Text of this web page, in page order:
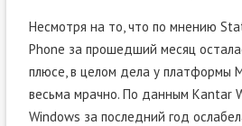
Несмотря на то, что по мнению
Phone за прошедший месяц
плюсе, в целом дела у платформы
весьма мрачно. По данным Kantar
Windows за последний год